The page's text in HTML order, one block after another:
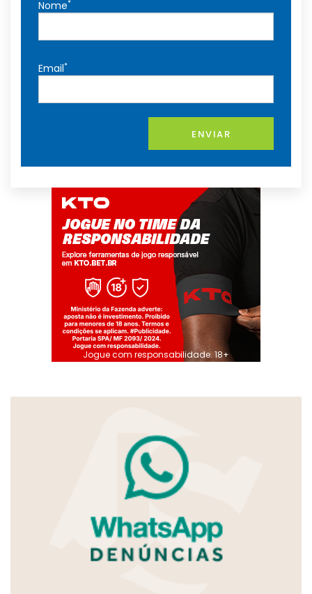
Nome*
Email*
ENVIAR
Jogue com responsabilidade. 18+